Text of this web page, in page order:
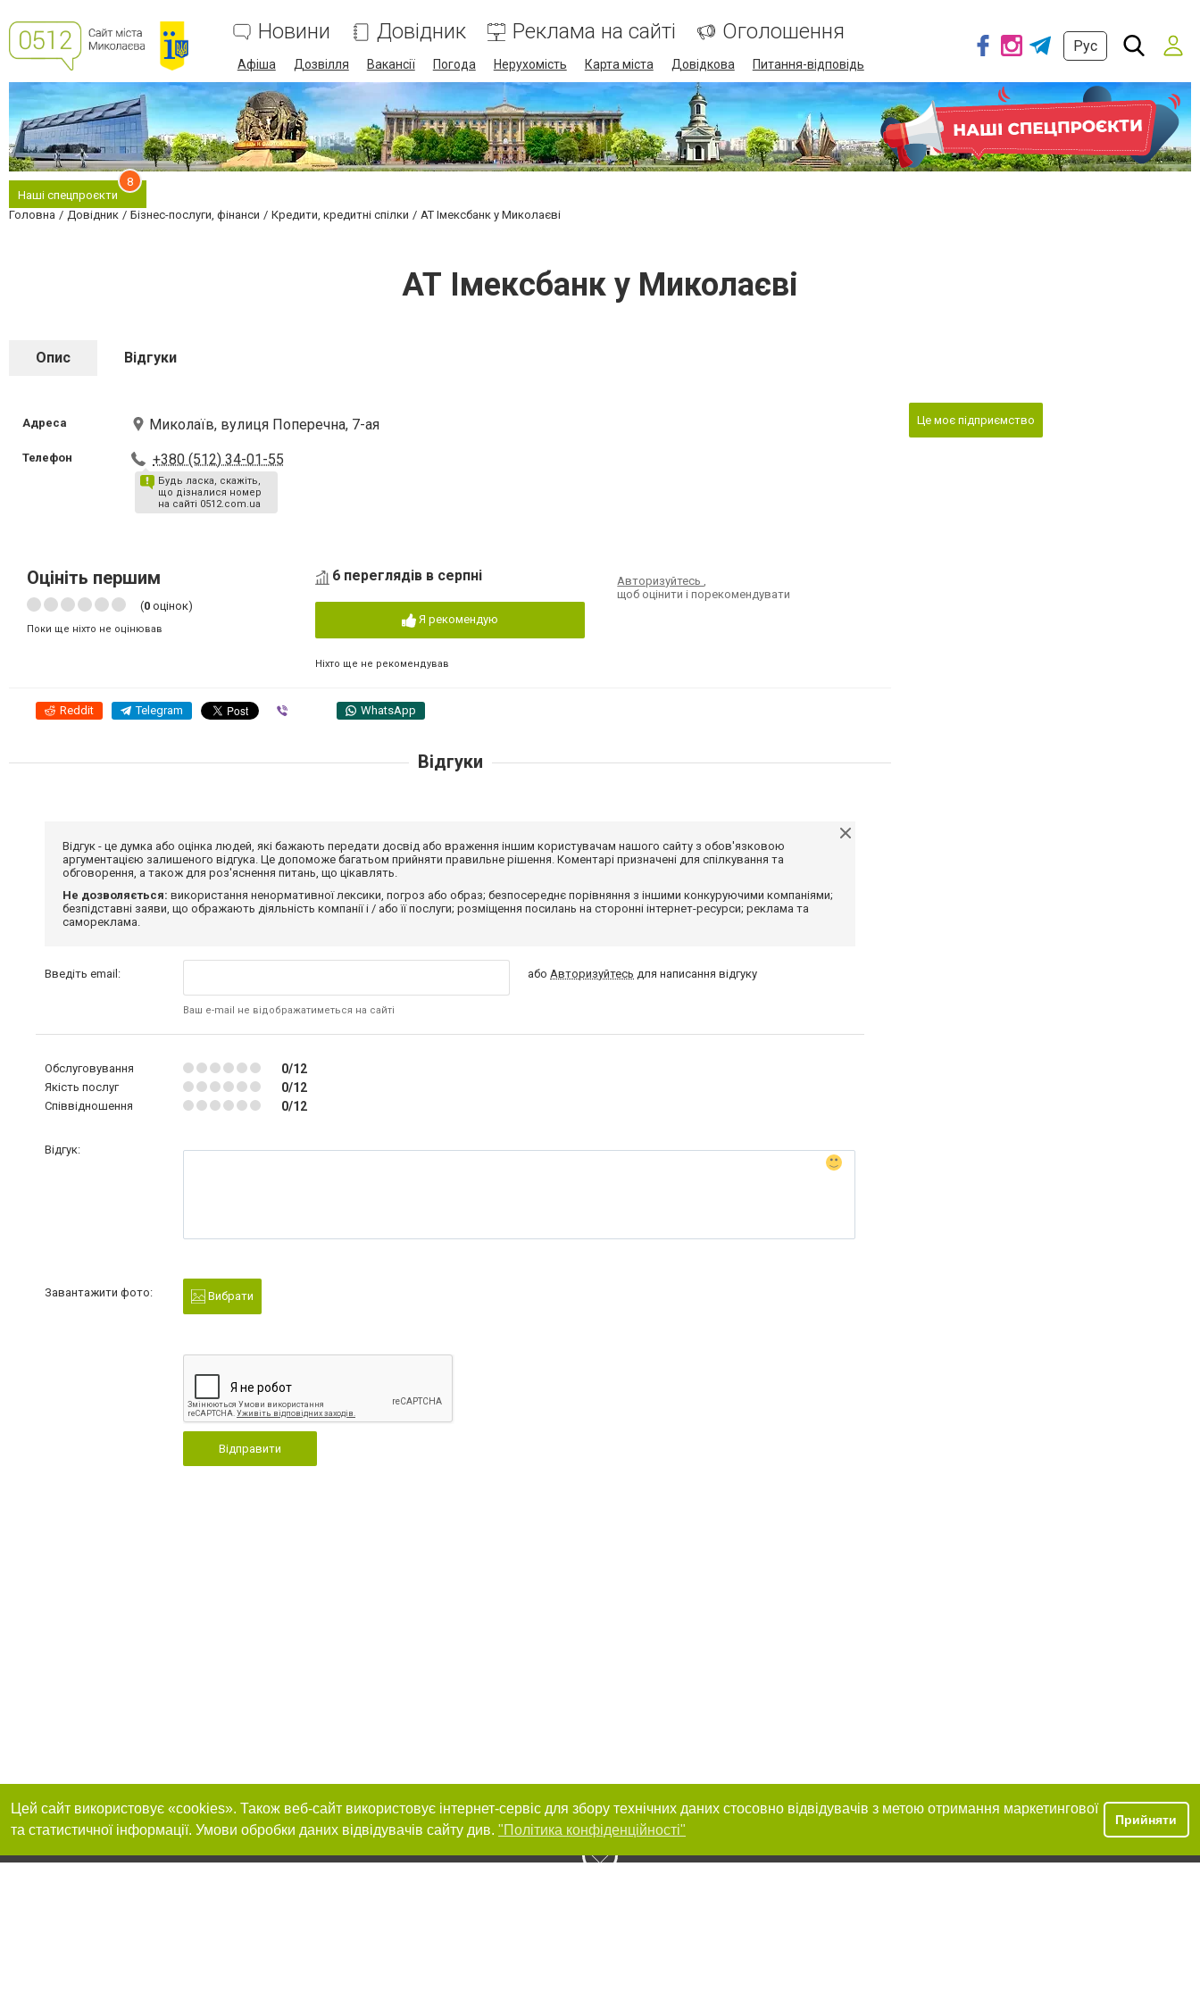
Новини Довідник Реклама на сайті Оголошення
Афіша Дозвілля Вакансії Погода Нерухомість Карта міста Довідкова Питання-відповідь
Рус
Наші спецпроєкти
8
Головна Довідник Бізнес-послуги, фінанси Кредити, кредитні спілки АТ Імексбанк у Миколаєві
АТ Імексбанк у Миколаєві
Опис Відгуки
Адреса Миколаїв, вулиця Поперечна, 7-ая
Телефон +380 (512) 34-01-55
Будь ласка, скажіть,
що дізналися номер
на сайті 0512.com.ua
Оцініть першим
(0 оцінок)
Поки ще ніхто не оцінював
6 переглядів в серпні
Я рекомендую
Ніхто ще не рекомендував
Авторизуйтесь,
щоб оцінити і порекомендувати
Reddit Telegram WhatsApp
Це моє підприємство
Відгуки
Відгук - це думка або оцінка людей, які бажають передати досвід або враження іншим користувачам нашого сайту з обов'язковою
аргументацією залишеного відгука. Це допоможе багатьом прийняти правильне рішення. Коментарі призначені для спілкування та
обговорення, а також для роз'яснення питань, що цікавлять.
Не дозволяється: використання ненормативної лексики, погроз або образ; безпосереднє порівняння з іншими конкуруючими компаніями;
безпідставні заяви, що ображають діяльність компанії і / або її послуги; розміщення посилань на сторонні інтернет-ресурси; реклама та
самореклама.
Введіть email:
Ваш e-mail не відображатиметься на сайті
або Авторизуйтесь для написання відгуку
Обслуговування 0/12
Якість послуг 0/12
Співвідношення 0/12
Відгук:
Завантажити фото: Вибрати
Відправити
Цей сайт використовує «cookies». Також веб-сайт використовує інтернет-сервіс для збору технічних даних стосовно відвідувачів з метою отримання маркетингової
та статистичної інформації. Умови обробки даних відвідувачів сайту див. "Політика конфіденційності"
Прийняти